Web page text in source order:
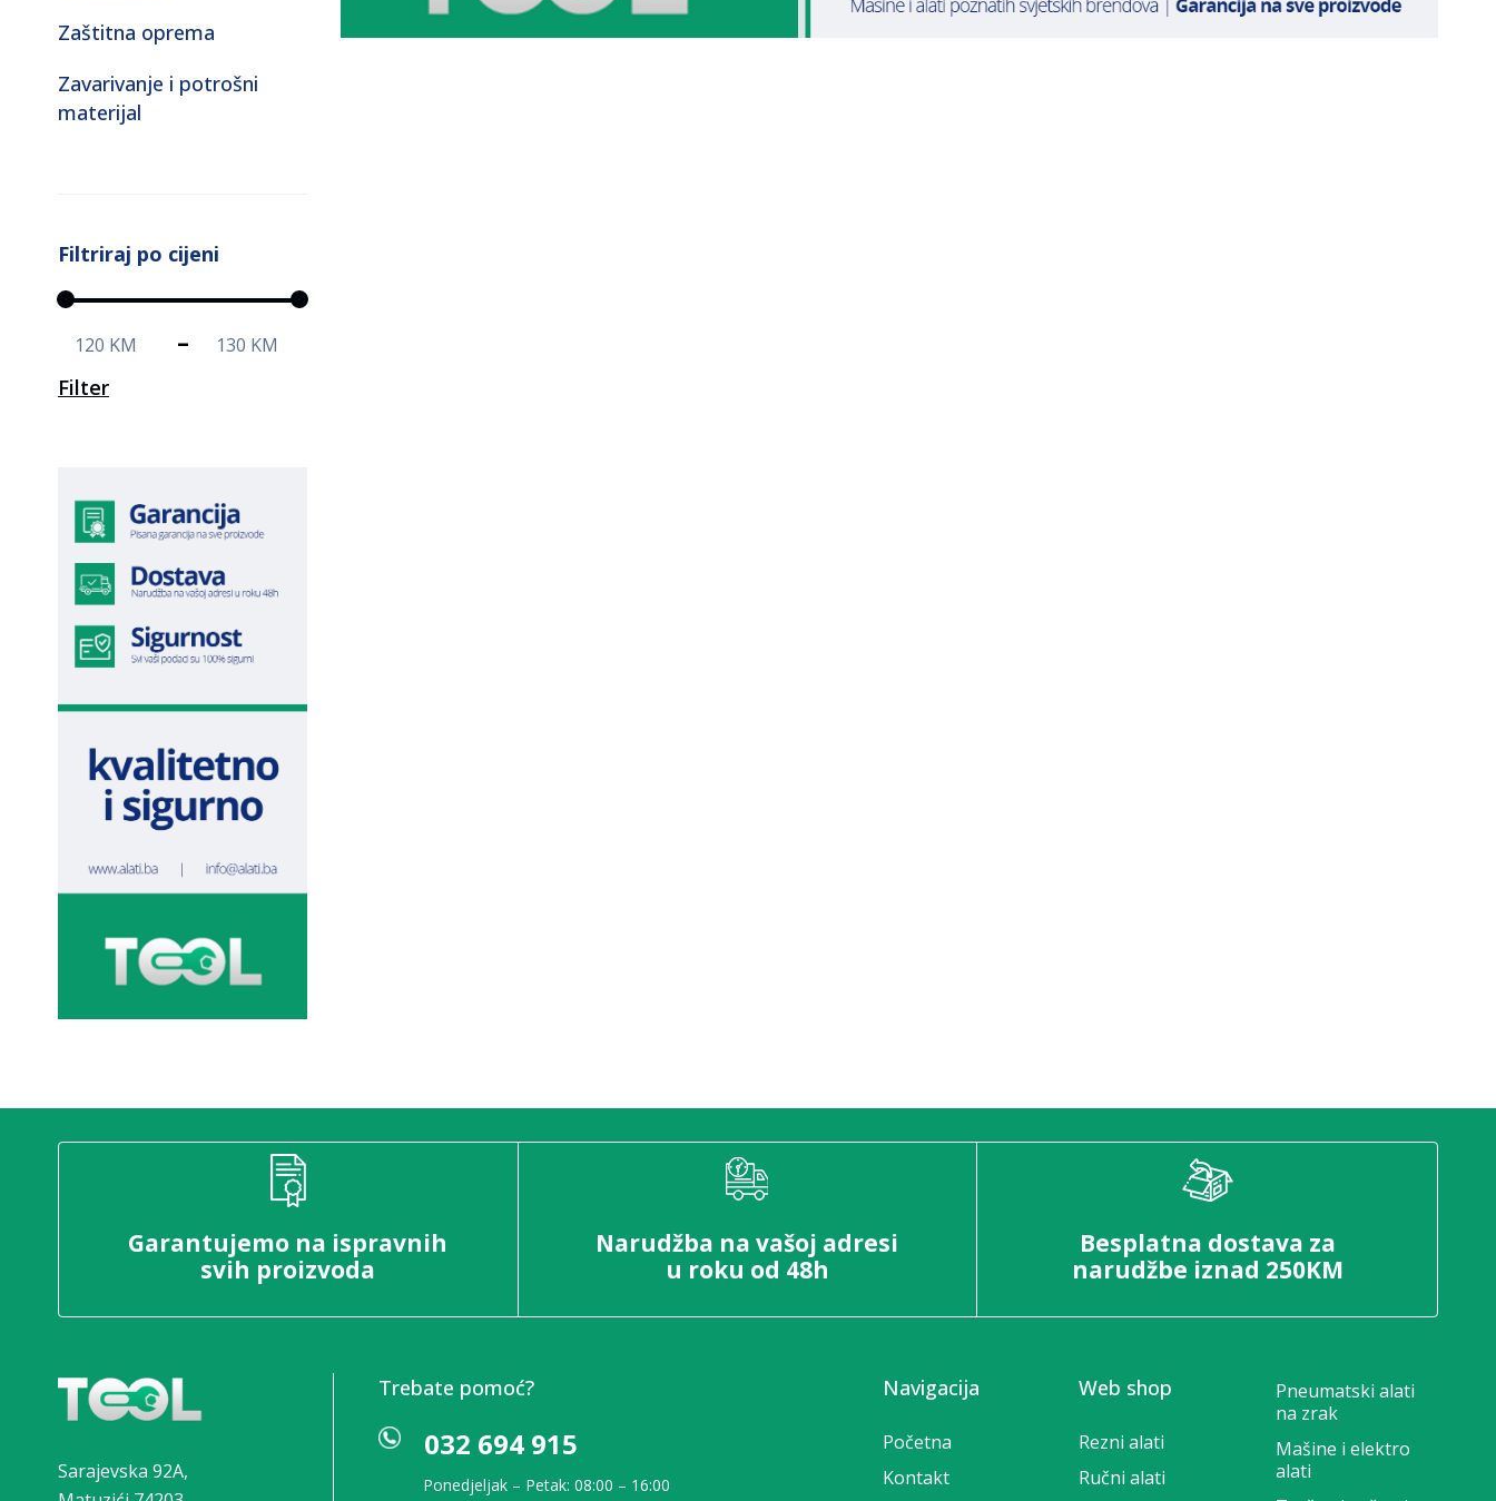
Zaštitna oprema
Zavarivanje i potrošni
materijal
Filtriraj po cijeni
Filter
120 KM 130 KM
Garantujemo na ispravnih
svih proizvoda
Narudžba na vašoj adresi
u roku od 48h
Besplatna dostava za
narudžbe iznad 250KM
Sarajevska 92A,
Trebate pomoć?
032 694 915
Ponedjeljak – Petak: 08:00 – 16:00
Navigacija
Početna
Kontakt
Web shop
Rezni alati
Ručni alati
Pneumatski alati
na zrak
Mašine i elektro
alati